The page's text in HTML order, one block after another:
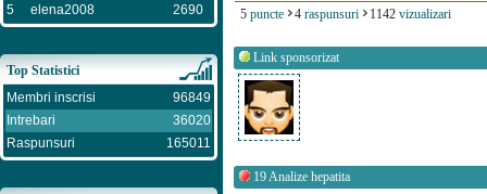
5
elena2008 2690
Top Statistici
Membri inscrisi
96849
Intrebari
36020
Raspunsuri
165011
5 puncte 4 raspunsuri 1142 vizualizari
Link sponsorizat
19 Analize hepatita